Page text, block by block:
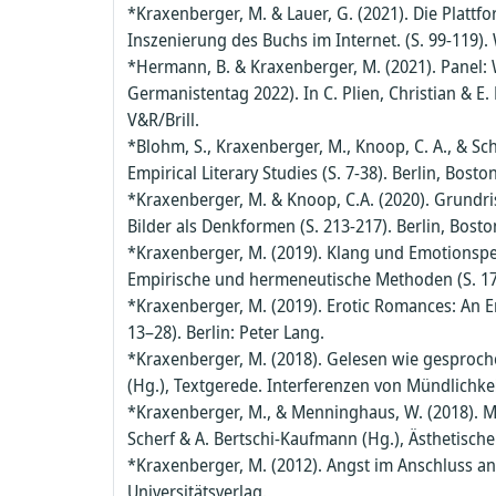
Design
Schwerionenreaktionen, schwerste
Elemente
Synthetische Makromolekulare Chemie
Theoretische Chemie
SFB 1361 - Regulation von DNA-
Genomstabilität
SFB 1391 - Andere Ästhetik
SFB 1472 - Teilprojekt "Wissenschaft im
bundesrepublikanischen Taschenbuch
1980"
SFB 1472 - Transformation des Populären
SFB 1482 - Humandifferenzierung
SFB 1487/1 - Intermetallische
Eisenverbindungen und komplexe Oxide:
Eigenschaften und oxidierte Oberflächen
SFB 1507 - Proteinverbünde und
in Zellmembranen
SFB 1507 (TP 17) - Komplexität von
*Kraxenberger, M. & Lauer, G. (2021). Die
Inszenierung des Buchs im Internet. (S. 99-
*Hermann, B. & Kraxenberger, M. (2021).
Germanistentag 2022). In C. Plien, Christian &
V&R/Brill.
*Blohm, S., Kraxenberger, M., Knoop, C. A., &
Empirical Literary Studies (S. 7-38). Berlin,
*Kraxenberger, M. & Knoop, C.A. (2020).
Bilder als Denkformen (S. 213-217). Berlin,
*Kraxenberger, M. (2019). Klang und
Empirische und hermeneutische Methoden (S.
*Kraxenberger, M. (2019). Erotic Romances: An
13–28). Berlin: Peter Lang.
*Kraxenberger, M. (2018). Gelesen wie
(Hg.), Textgerede. Interferenzen von
*Kraxenberger, M., & Menninghaus, W. (2018).
Scherf & A. Bertschi-Kaufmann (Hg.),
*Kraxenberger, M. (2012). Angst im Anschluss